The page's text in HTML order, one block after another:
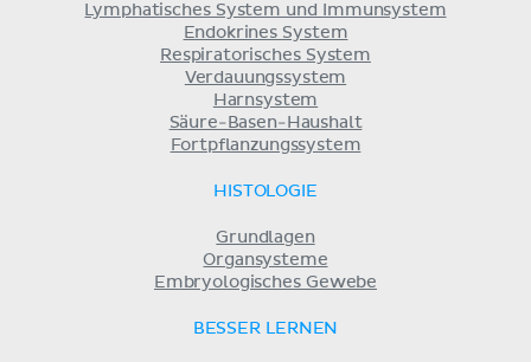
Lymphatisches System und Immunsystem
Endokrines System
Respiratorisches System
Verdauungssystem
Harnsystem
Säure-Basen-Haushalt
Fortpflanzungssystem
HISTOLOGIE
Grundlagen
Organsysteme
Embryologisches Gewebe
BESSER LERNEN